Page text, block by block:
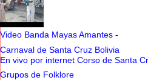
Video Banda Mayas Amantes -
Carnaval de Santa Cruz Bolivia
En vivo por internet Corso de Santa
Grupos de Folklore